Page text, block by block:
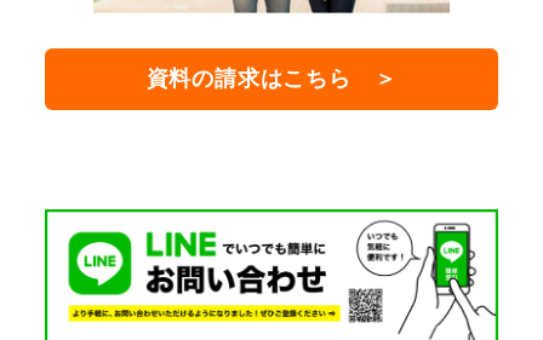
資料の請求はこちら ＞